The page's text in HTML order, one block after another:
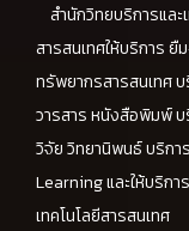
สำนักวิทยบริการและ
สารสนเทศให้บริการ ยื
ทรัพยากรสารสนเทศ บ
วารสาร หนังสือพิมพ์ บ
วิจัย วิทยานิพนธ์ บริก
Learning และให้บริกา
เทคโนโลยีสารสนเทศ